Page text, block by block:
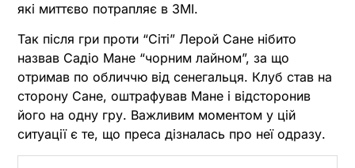
які миттєво потрапляє в ЗМІ.
Так після гри проти “Сіті” Лерой Сане нібито
назвав Садіо Мане “чорним лайном”, за що
отримав по обличчю від сенегальця. Клуб став на
сторону Сане, оштрафував Мане і відсторонив
його на одну гру. Важливим моментом у цій
ситуації є те, що преса дізналась про неї одразу.